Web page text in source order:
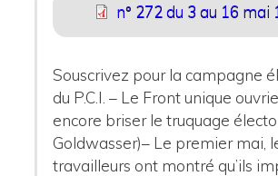
n° 272 du 3 au 16 mai
Souscrivez pour la campagne
du P.C.I. – Le Front unique
encore briser le truquage
Goldwasser)– Le premier mai,
travailleurs ont montré qu’ils